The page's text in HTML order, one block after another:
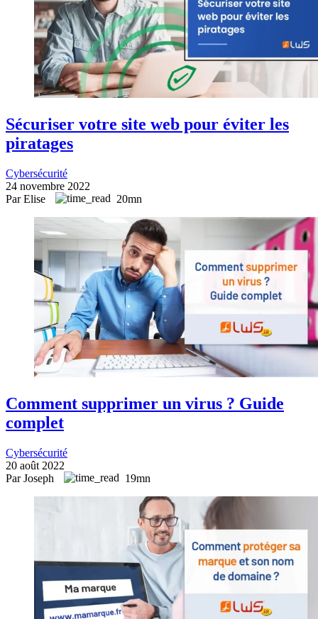
Sécuriser votre site web pour éviter les
piratages
Cybersécurité
24 novembre 2022
Par Elise
20mn
Comment supprimer un virus ? Guide
complet
Cybersécurité
20 août 2022
Par Joseph
19mn